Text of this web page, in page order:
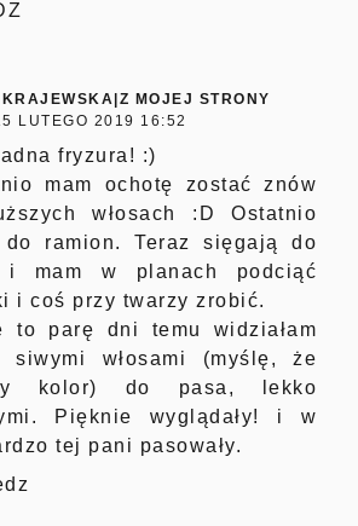
MOJEJ STRONY
LUTEGO 2019 16:52
fryzura! :)
mam ochotę zostać znów
włosach :D Ostatnio
do ramion. Teraz sięgają do
i mam w planach podciąć
i coś przy twarzy zrobić.
to parę dni temu widziałam
siwymi włosami (myślę, że
kolor) do pasa, lekko
Pięknie wyglądały! i w
tej pani pasowały.